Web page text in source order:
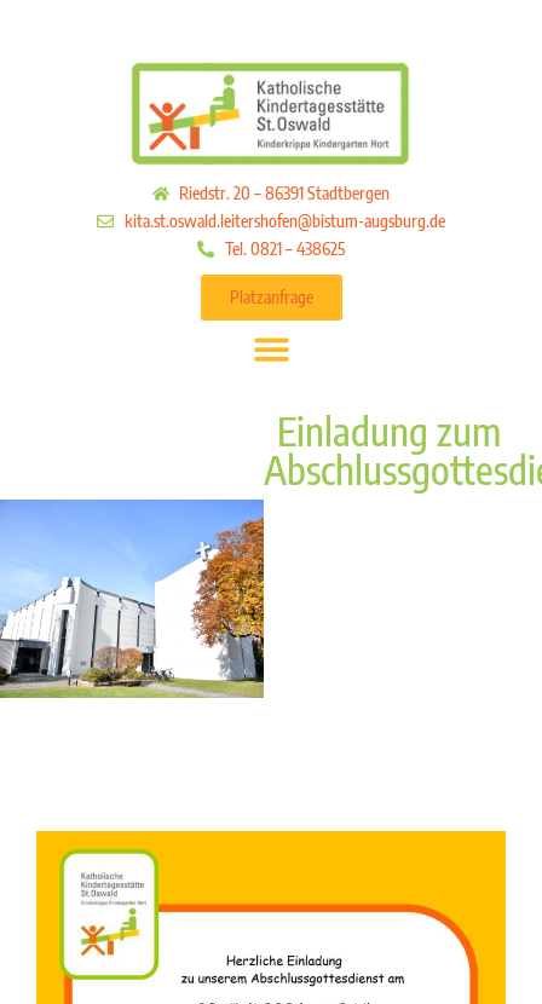
Riedstr. 20 – 86391 Stadtbergen
kita.st.oswald.leitershofen@bistum-augsburg.de
Tel. 0821 – 438625
Platzanfrage
Einladung zum